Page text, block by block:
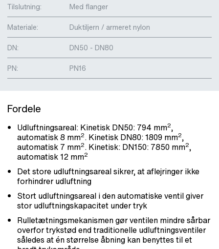
Tilslutning:
Med flanger
Materiale:
Duktiljern / armeret nylon
DN:
DN50 - DN80
PN:
PN16
Fordele
Udluftningsareal: Kinetisk DN50: 794 mm2,
automatisk 8 mm2. Kinetisk DN80: 1809 mm2,
automatisk 7 mm2. Kinetisk: DN150: 7850 mm2,
automatisk 12 mm2
Det store udluftningsareal sikrer, at aflejringer ikke
forhindrer udluftning
Stort udluftningsareal i den automatiske ventil giver
stor udluftningskapacitet under tryk
Rulletætningsmekanismen gør ventilen mindre sårbar
overfor trykstød end traditionelle udluftningsventiler
således at én størrelse åbning kan benyttes til et